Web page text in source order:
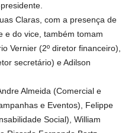
Claras, com a presença de
e do vice, também tomam
Vernier (2º diretor financeiro),
secretário) e Adilson
Almeida (Comercial e
e Eventos), Felippe
Social), William